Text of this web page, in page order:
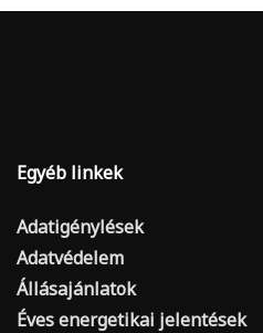
Egyéb linkek
Adatigénylések
Adatvédelem
Állásajánlatok
Éves energetikai jelentések